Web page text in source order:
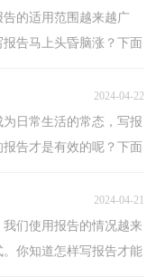
的适用范围越来越广
告马上头昏脑涨？下面
2024-04-22
日常生活的常态，写报
告才是有效的呢？下面
2024-04-21
们使用报告的情况越来
你知道怎样写报告才能